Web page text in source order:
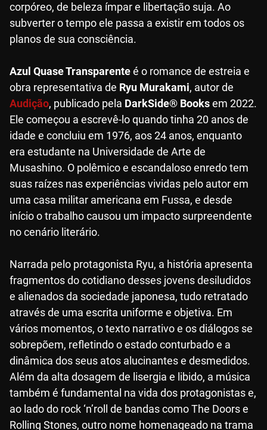
corpóreo, de beleza ímpar e libertação suja. Ao
subverter o tempo ele passa a existir em todos os
planos de sua consciência.
Azul Quase Transparenteé o romance de estreia e
obra representativa de Ryu Murakami, autor de
Audição, publicado pela DarkSide® Booksem 2022.
Ele começou a escrevê-lo quando tinha 20 anos de
idade e concluiu em 1976, aos 24 anos, enquanto
era estudante na Universidade de Arte de
Musashino. O polêmico e escandaloso enredo tem
suas raízes nas experiências vividas pelo autor em
uma casa militar americana em Fussa, e desde
início o trabalho causou um impacto surpreendente
no cenário literário.
Narrada pelo protagonista Ryu, a história apresenta
fragmentos do cotidiano desses jovens desiludidos
e alienados da sociedade japonesa, tudo retratado
através de uma escrita uniforme e objetiva. Em
vários momentos, o texto narrativo e os diálogos se
sobrepõem, refletindo o estado conturbado e a
dinâmica dos seus atos alucinantes e desmedidos.
Além da alta dosagem de lisergia e libido, a música
também é fundamental na vida dos protagonistas e,
ao lado do rock ‘n’roll de bandas como The Doors e
Rolling Stones, outro nome homenageado na trama